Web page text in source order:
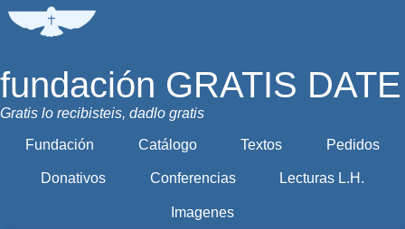
fundación GRATIS DATE
Gratis lo recibisteis, dadlo gratis
Fundación Catálogo Textos Pedidos
Donativos Conferencias Lecturas L.H.
Imagenes